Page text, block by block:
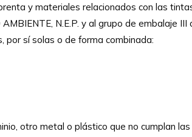
y materiales relacionados con las
N.E.P. y al grupo de embalaje
por sí solas o de forma combinada:
otro metal o plástico que no cumplan